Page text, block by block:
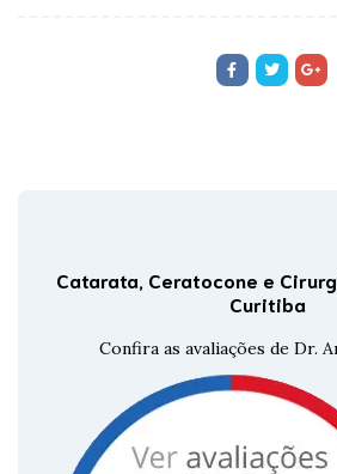
Catarata, Ceratocone e
Curitiba
Confira as avaliações de Dr.